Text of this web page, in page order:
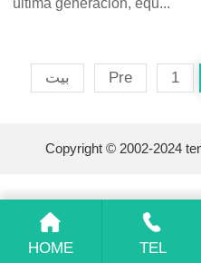
بيت Pre 1
Copyright © 2002-2024
HOME TEL